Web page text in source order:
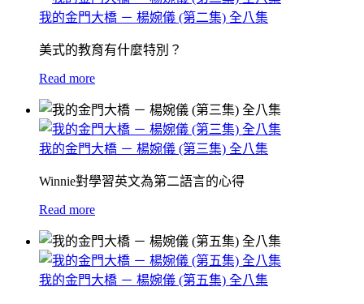
我的金門大橋 － 楊婉儀 (第二集) 全八集
美式的教育有什麼特別？
Read more
我的金門大橋 － 楊婉儀 (第三集) 全八集
Winnie對學習英文為第二語言的心得
Read more
我的金門大橋 － 楊婉儀 (第五集) 全八集